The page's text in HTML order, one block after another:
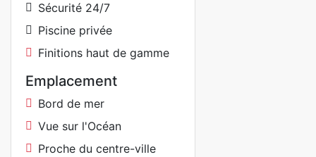
Sécurité 24/7
Piscine privée
Finitions haut de gamme
Emplacement
Bord de mer
Vue sur l'Océan
Proche du centre-ville